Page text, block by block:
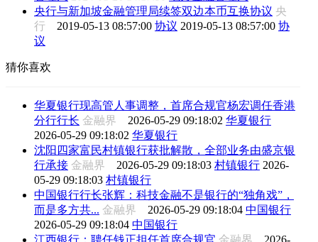
央行与新加坡金融管理局续签双边本币互换协议 央
行 2019-05-13 08:57:00 协议 2019-05-13 08:57:00 协
议
猜你喜欢
华夏银行现高管人事调整，首席合规官杨宏调任香港
分行行长 金融界 2026-05-29 09:18:02 华夏银行
2026-05-29 09:18:02 华夏银行
沈阳四家富民村镇银行获批解散，全部业务由盛京银
行承接 金融界 2026-05-29 09:18:03 村镇银行 2026-
05-29 09:18:03 村镇银行
中国银行行长张辉：科技金融不是银行的“独角戏”，
而是多方共... 金融界 2026-05-29 09:18:04 中国银行
2026-05-29 09:18:04 中国银行
江西银行：聘任钱正担任首席合规官 金融界 2026-